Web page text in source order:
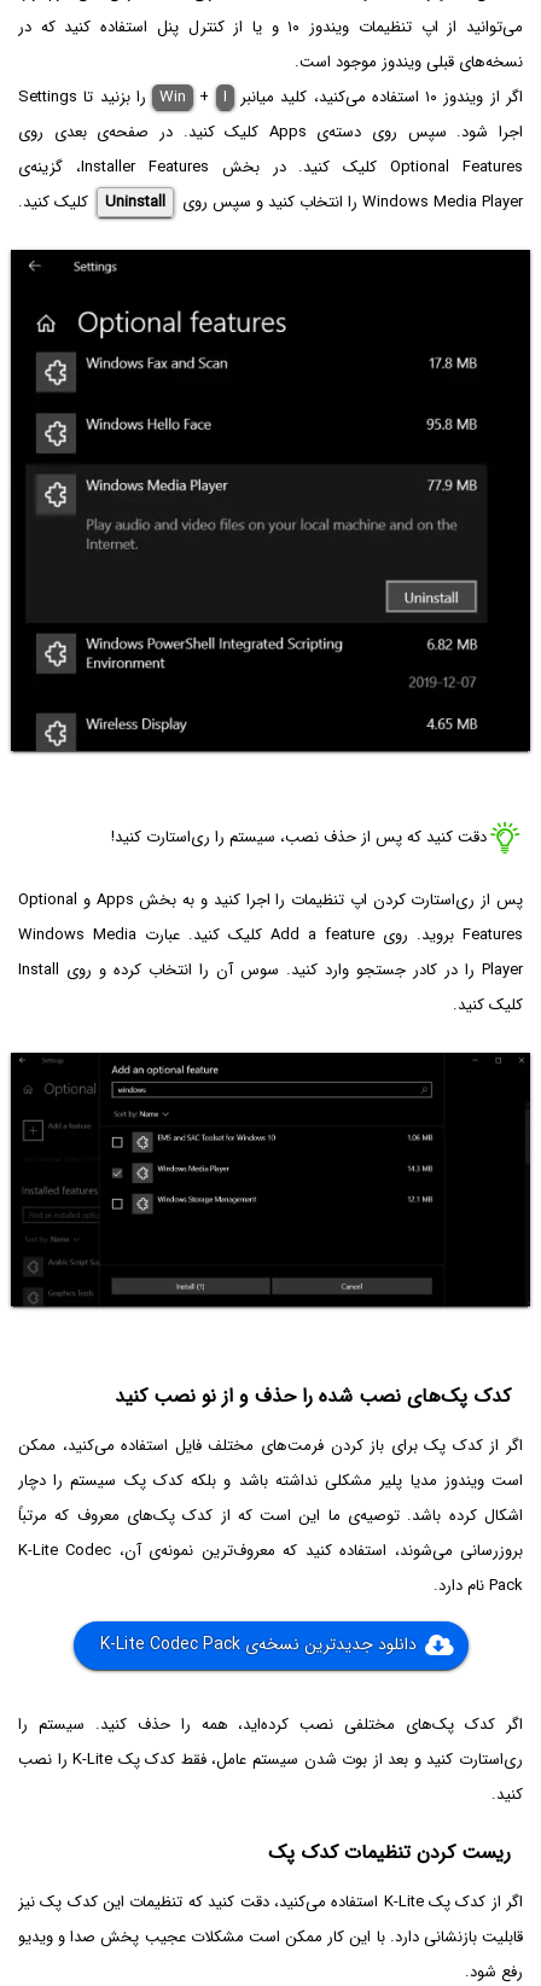
می‌توانید از اپ تنظیمات ویندوز ۱۰ و یا از کنترل پنل استفاده کنید که در
نسخه‌های قبلی ویندوز موجود است.
اگر از ویندوز ۱۰ استفاده می‌کنید، کلید میانبر
Win + I
را بزنید تا Settings
اجرا شود. سپس روی دسته‌ی Apps کلیک کنید. در صفحه‌ی بعدی روی
Optional Features کلیک کنید. در بخش Installer Features، گزینه‌ی
Windows Media Player را انتخاب کنید و سپس روی
Uninstall کلیک کنید.
دقت کنید که پس از حذف نصب، سیستم را ری‌استارت کنید!
پس از ری‌استارت کردن اپ تنظیمات را اجرا کنید و به بخش Apps و Optional
Features بروید. روی Add a feature کلیک کنید. عبارت Windows Media
Player را در کادر جستجو وارد کنید. سوس آن را انتخاب کرده و روی Install
کلیک کنید.
کدک پک‌های نصب شده را حذف و از نو نصب کنید
اگر از کدک پک برای باز کردن فرمت‌های مختلف فایل استفاده می‌کنید، ممکن
است ویندوز مدیا پلیر مشکلی نداشته باشد و بلکه کدک پک سیستم را دچار
اشکال کرده باشد. توصیه‌ی ما این است که از کدک پک‌های معروف که مرتباً
بروزرسانی می‌شوند، استفاده کنید که معروف‌ترین نمونه‌ی آن، K-Lite Codec
Pack نام دارد.
دانلود جدیدترین نسخه‌ی K-Lite Codec Pack
اگر کدک پک‌های مختلفی نصب کرده‌اید، همه را حذف کنید. سیستم را
ری‌استارت کنید و بعد از بوت شدن سیستم عامل، فقط کدک پک K-Lite را نصب
کنید.
ریست کردن تنظیمات کدک پک
اگر از کدک پک K-Lite استفاده می‌کنید، دقت کنید که تنظیمات این کدک پک نیز
قابلیت بازنشانی دارد. با این کار ممکن است مشکلات عجیب پخش صدا و ویدیو
رفع شود.